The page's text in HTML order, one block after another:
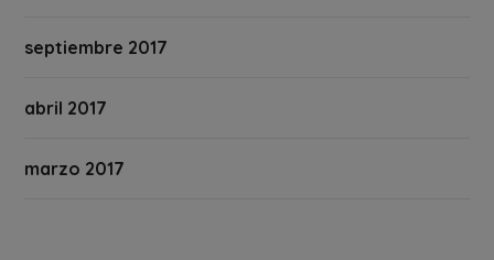
septiembre 2017
abril 2017
marzo 2017